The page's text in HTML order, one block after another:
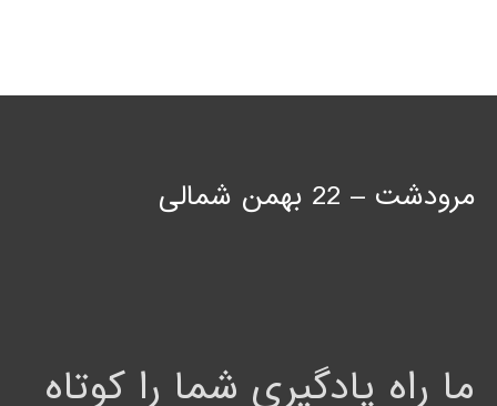
مرودشت – 22 بهمن شمالی
ما راه یادگیری شما را کوتاه